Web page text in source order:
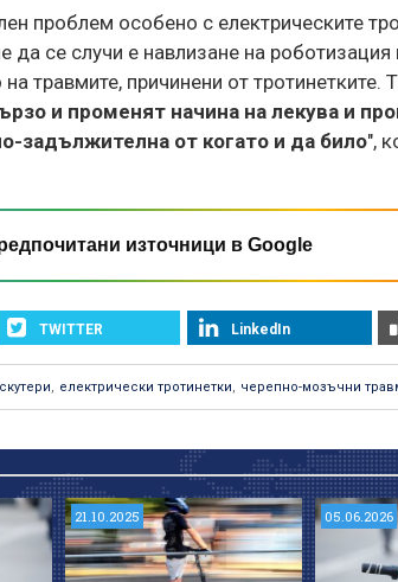
проблем особено с електрическите
да се случи е навлизане на роботизация
травмите, причинени от тротинетките. Т
и променят начина на лекува и
задължителна от когато и да било",
източници в Google
TWITTER LinkedIn
скутери, електрически тротинетки, черепно-мозъчни
21.10.2025 05.06.2026